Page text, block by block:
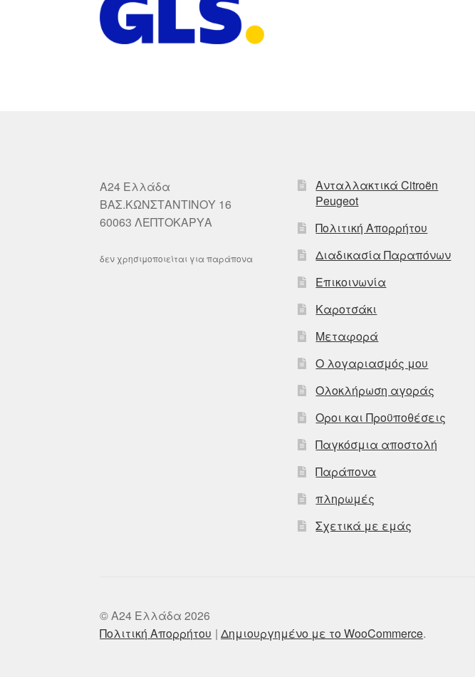
A24 Ελλάδα
ΒΑΣ.ΚΩΝΣΤΑΝΤΙΝΟΥ 16
60063 ΛΕΠΤΟΚΑΡΥΑ
δεν χρησιμοποιείται για παράπονα
Ανταλλακτικά Citroën
Peugeot
Πολιτική Απορρήτου
Διαδικασία Παραπόνων
Επικοινωνία
Καροτσάκι
Μεταφορά
Ο λογαριασμός μου
Ολοκλήρωση αγοράς
Οροι και Προϋποθέσεις
Παγκόσμια αποστολή
Παράπονα
πληρωμές
Σχετικά με εμάς
© A24 Ελλάδα 2026
Πολιτική Απορρήτου
Δημιουργημένο με το WooCommerce.